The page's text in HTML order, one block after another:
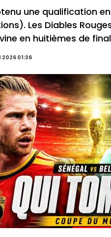
une qualification
Les Diables
en huitièmes de
2026 01:36